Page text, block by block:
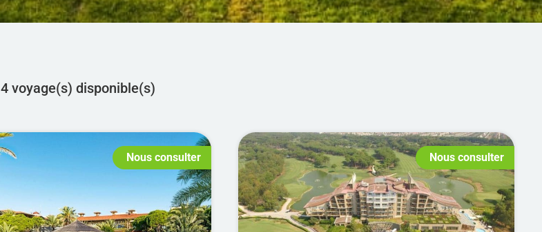
4 voyage(s) disponible(s)
Nous consulter Nous consulter